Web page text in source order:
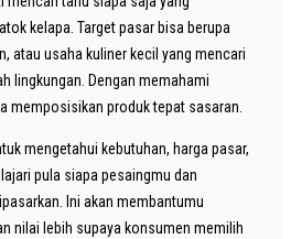
kelapa. Target pasar bisa berupa
atau usaha kuliner kecil yang mencari
lingkungan. Dengan memahami
memposisikan produk tepat sasaran.
mengetahui kebutuhan, harga pasar,
pula siapa pesaingmu dan
Ini akan membantumu
nilai lebih supaya konsumen memilih